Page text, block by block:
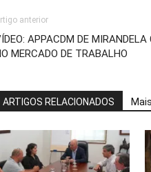
anterior
APPACDM DE
MERCADO DE TRABALHO
ARTIGOS RELACIONADOS